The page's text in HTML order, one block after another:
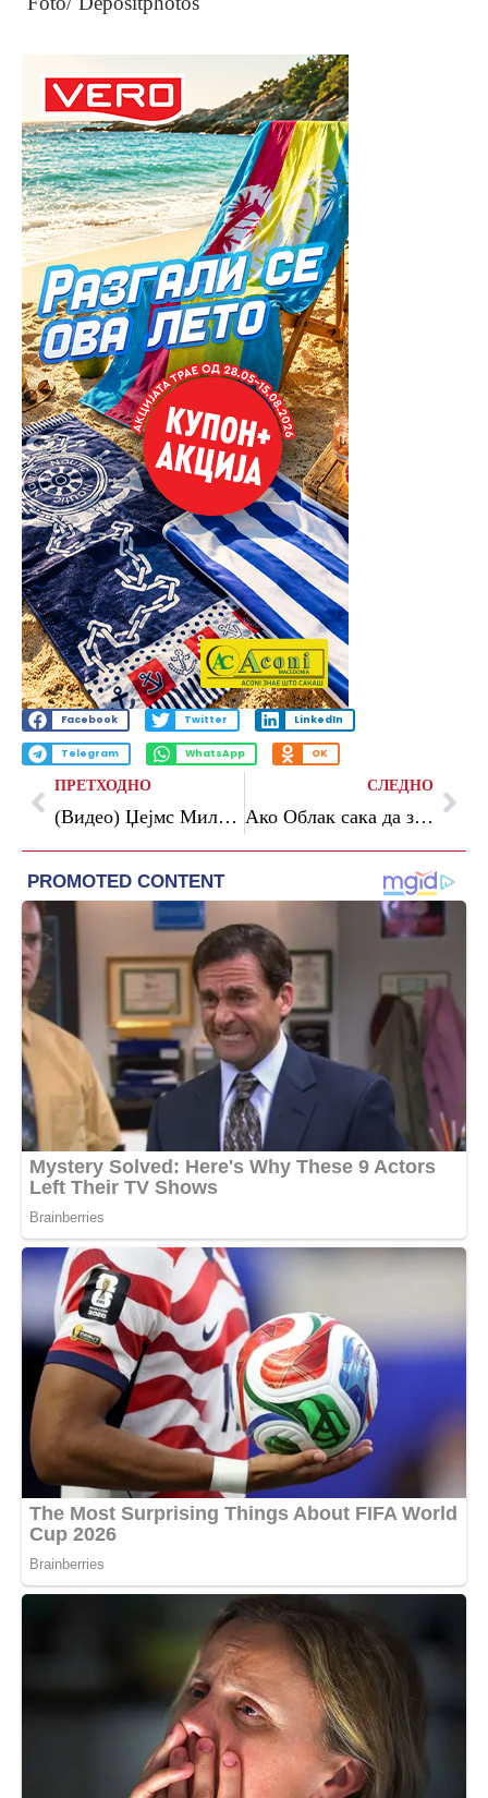
Facebook Twitter LinkedIn
Telegram WhatsApp OK
ПРЕТХОДНО
(Видео) Џејмс Милнер стави крај на кариерата
СЛЕДНО
Ако Облак сака да замине, Атлетико ќе ја почитува неговата желба